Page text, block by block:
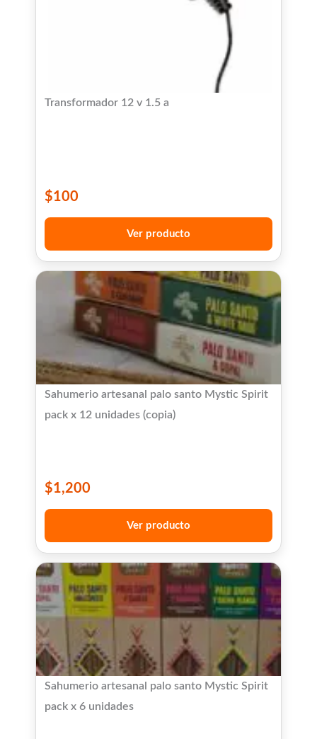
Transformador 12 v 1.5 a
$100
Ver producto
Sahumerio artesanal palo santo Mystic Spirit
pack x 12 unidades (copia)
$1,200
Ver producto
Sahumerio artesanal palo santo Mystic Spirit
pack x 6 unidades